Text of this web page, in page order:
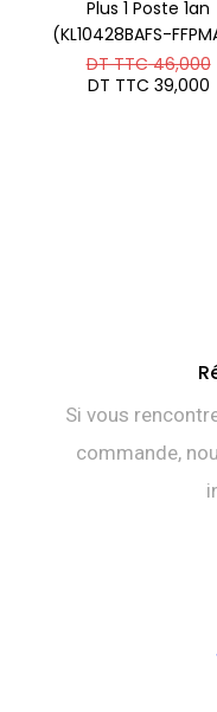
Plus 1 Poste 1an
(KL10428BAFS-
DT TTC46,000Le
DT TTC 39,000Le
Si vous
commande,